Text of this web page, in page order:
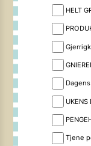
HELT
UKENS
Tjene